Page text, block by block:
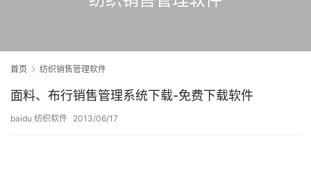
首页 纺织销售管理软件
面料、布行销售管理系统下载-免费下载软件
baidu 纺织软件 2013/06/17